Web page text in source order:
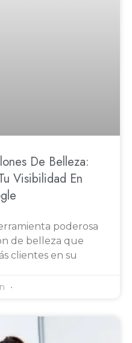
De Belleza:
Visibilidad En
poderosa
de belleza que
clientes en su